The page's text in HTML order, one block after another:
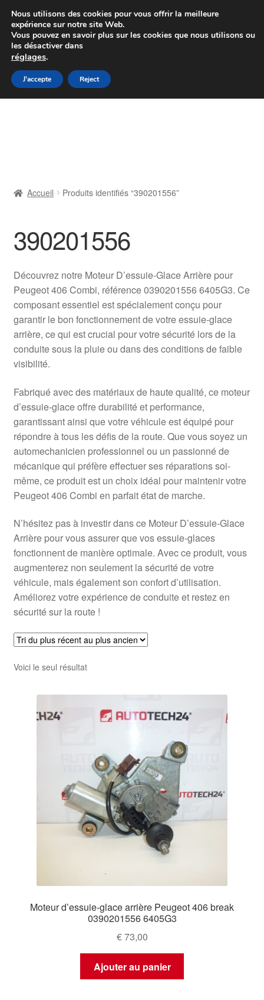
Colissimo livraison à partir de 7 EUR
Du lundi au vendredi de 9 h à 16 h
Aller
à
Aller
au
Livraison
Livraison internationale
Mon compte
Paiements
Panier
Plainte
Politique de confidentialité
Procédure de Réclamation
Termes et conditions
Accueil Produits identifiés “390201556”
390201556
Découvrez notre Moteur D’essuie-Glace Arrière pour
Peugeot 406 Combi, référence 0390201556 6405G3. Ce
composant essentiel est spécialement conçu pour
garantir le bon fonctionnement de votre essuie-glace
arrière, ce qui est crucial pour votre sécurité lors de la
conduite sous la pluie ou dans des conditions de faible
visibilité.
Fabriqué avec des matériaux de haute qualité, ce moteur
d’essuie-glace offre durabilité et performance,
garantissant ainsi que votre véhicule est équipé pour
répondre à tous les défis de la route. Que vous soyez un
automechanicien professionnel ou un passionné de
mécanique qui préfère effectuer ses réparations soi-
même, ce produit est un choix idéal pour maintenir votre
Peugeot 406 Combi en parfait état de marche.
N’hésitez pas à investir dans ce Moteur D’essuie-Glace
Arrière pour vous assurer que vos essuie-glaces
fonctionnent de manière optimale. Avec ce produit, vous
augmenterez non seulement la sécurité de votre
véhicule, mais également son confort d’utilisation.
Améliorez votre expérience de conduite et restez en
sécurité sur la route !
Voici le seul résultat
Moteur d’essuie-glace arrière Peugeot 406 break
0390201556 6405G3
€73,00
Ajouter au panier
Nous utilisons des cookies pour vous offrir la meilleure
expérience sur notre site Web.
Vous pouvez en savoir plus sur les cookies que nous utilisons ou
les désactiver dans
réglages.
J'accepte Reject